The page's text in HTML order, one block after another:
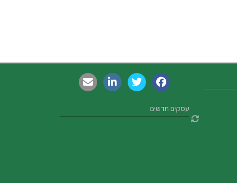
עסקים חדשים